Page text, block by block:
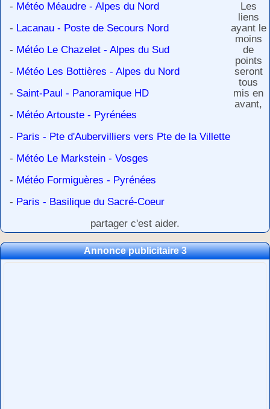
- Météo Méaudre - Alpes du Nord
- Lacanau - Poste de Secours Nord
- Météo Le Chazelet - Alpes du Sud
- Météo Les Bottières - Alpes du Nord
- Saint-Paul - Panoramique HD
- Météo Artouste - Pyrénées
- Paris - Pte d'Aubervilliers vers Pte de la Villette
- Météo Le Markstein - Vosges
- Météo Formiguères - Pyrénées
- Paris - Basilique du Sacré-Coeur
Les
liens
ayant le
moins
de
points
seront
tous
mis en
avant,
partager c'est aider.
Annonce publicitaire 3